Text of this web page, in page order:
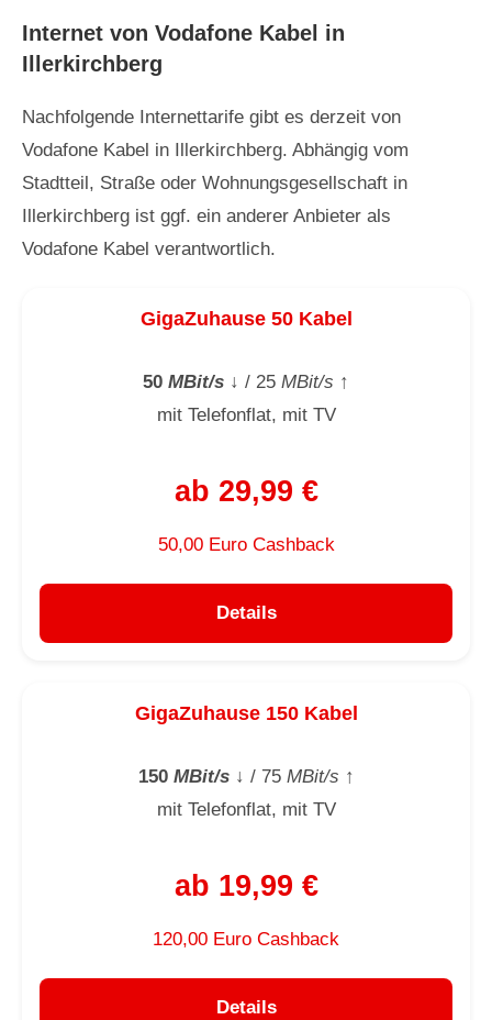
Internet von Vodafone Kabel in
Illerkirchberg
Nachfolgende Internettarife gibt es derzeit von
Vodafone Kabel in Illerkirchberg. Abhängig vom
Stadtteil, Straße oder Wohnungsgesellschaft in
Illerkirchberg ist ggf. ein anderer Anbieter als
Vodafone Kabel verantwortlich.
GigaZuhause 50 Kabel
50 MBit/s ↓ / 25 MBit/s ↑
mit Telefonflat, mit TV
ab 29,99 €
50,00 Euro Cashback
Details
GigaZuhause 150 Kabel
150MBit/s↓ / 75MBit/s ↑
mit Telefonflat, mit TV
ab 19,99 €
120,00 Euro Cashback
Details